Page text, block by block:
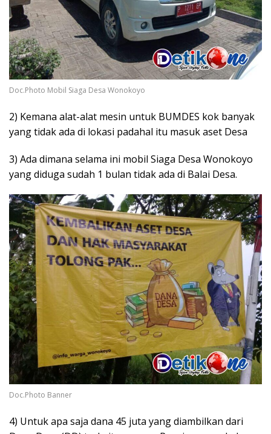
Doc.Photo Mobil Siaga Desa Wonokoyo
2) Kemana alat-alat mesin untuk BUMDES kok banyak
yang tidak ada di lokasi padahal itu masuk aset Desa
3) Ada dimana selama ini mobil Siaga Desa Wonokoyo
yang diduga sudah 1 bulan tidak ada di Balai Desa.
Doc.Photo Banner
4) Untuk apa saja dana 45 juta yang diambilkan dari